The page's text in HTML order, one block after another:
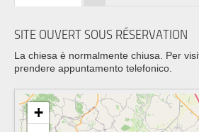
SITE OUVERT SOUS RÉSERVATION
La chiesa è normalmente chiusa. Per
prendere appuntamento telefonico.
+